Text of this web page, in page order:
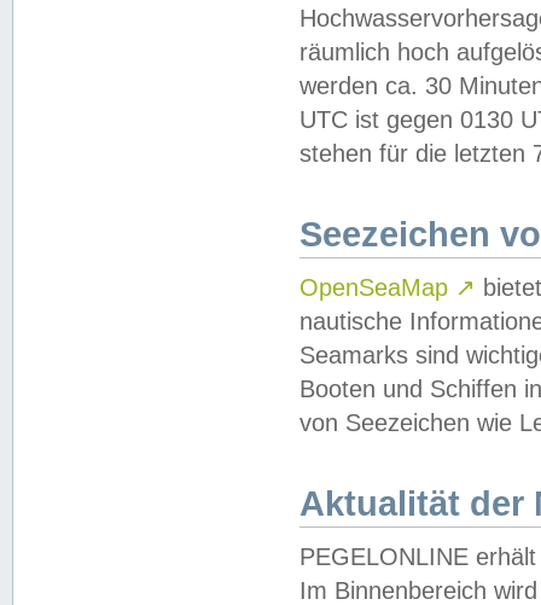
räumlich hoch
werden ca. 30
UTC ist gegen 0130
stehen für die letzten
Seezeichen
OpenSeaMap ↗
nautische
Seamarks sind
Booten und Schiffen
von Seezeichen wie
Aktualität der
PEGELONLINE
Im Binnenbereich